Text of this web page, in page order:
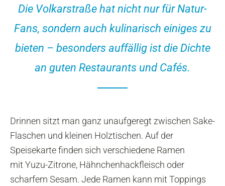
Die Volkarstraße hat nicht nur für Natur-
Fans, sondern auch kulinarisch einiges zu
bieten – besonders auffällig ist die Dichte
an guten Restaurants und Cafés.
Drinnen sitzt man ganz unaufgeregt zwischen Sake-
Flaschen und kleinen Holztischen. Auf der
Speisekarte finden sich verschiedene Ramen
mit Yuzu-Zitrone, Hähnchenhackfleisch oder
scharfem Sesam. Jede Ramen kann mit Toppings